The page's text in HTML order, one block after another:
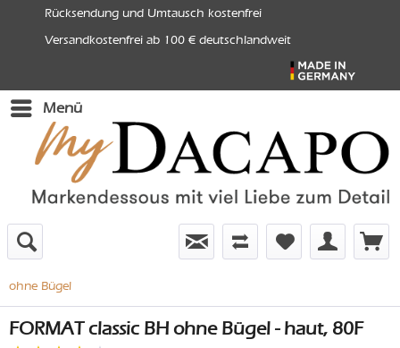
Rücksendung und Umtausch kostenfrei
Versandkostenfrei ab 100 € deutschlandweit
Menü
ohne Bügel
FORMAT classic BH ohne Bügel - haut, 80F